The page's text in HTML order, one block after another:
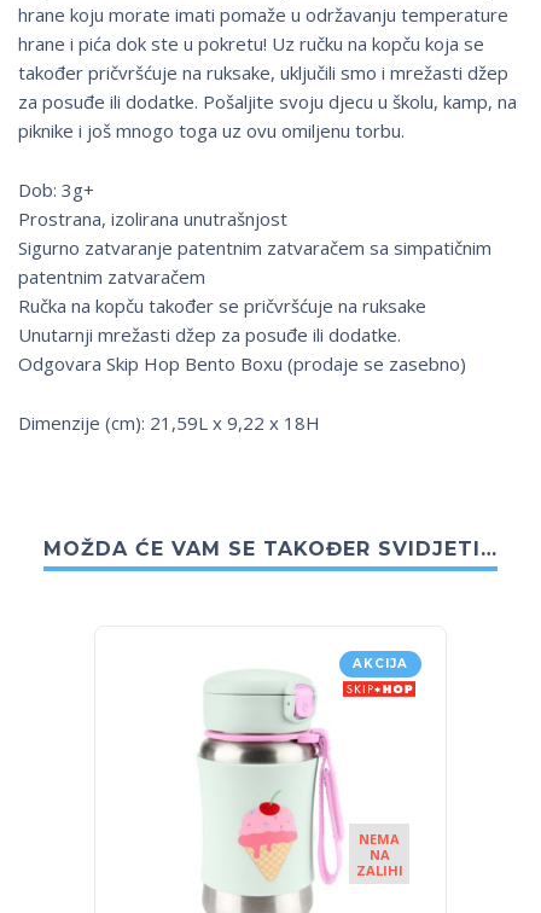
hrane koju morate imati pomaže u održavanju temperature
hrane i pića dok ste u pokretu! Uz ručku na kopču koja se
također pričvršćuje na ruksake, uključili smo i mrežasti džep
za posuđe ili dodatke. Pošaljite svoju djecu u školu, kamp, ​​na
piknike i još mnogo toga uz ovu omiljenu torbu.
Dob: 3g+
Prostrana, izolirana unutrašnjost
Sigurno zatvaranje patentnim zatvaračem sa simpatičnim
patentnim zatvaračem
Ručka na kopču također se pričvršćuje na ruksake
Unutarnji mrežasti džep za posuđe ili dodatke.
Odgovara Skip Hop Bento Boxu (prodaje se zasebno)
Dimenzije (cm): 21,59L x 9,22 x 18H
MOŽDA ĆE VAM SE TAKOĐER SVIDJETI…
AKCIJA
NEMA
NA
ZALIHI